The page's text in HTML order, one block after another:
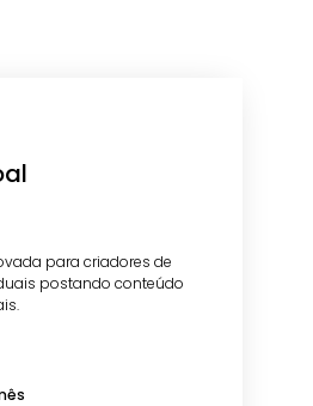
para criadores de
postando conteúdo